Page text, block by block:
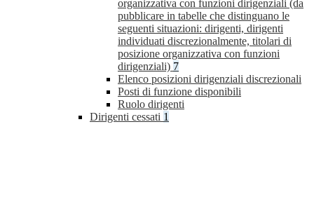
organizzativa con funzioni dirigenziali (da
pubblicare in tabelle che distinguano le
seguenti situazioni: dirigenti, dirigenti
individuati discrezionalmente, titolari di
posizione organizzativa con funzioni
dirigenziali) 7
Elenco posizioni dirigenziali discrezionali
Posti di funzione disponibili
Ruolo dirigenti
Dirigenti cessati 1